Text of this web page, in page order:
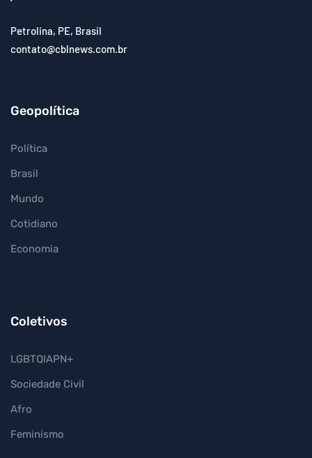
Petrolina, PE, Brasil
contato@cblnews.com.br
Geopolítica
Política
Brasil
Mundo
Cotidiano
Economia
Coletivos
LGBTQIAPN+
Sociedade Civil
Afro
Feminismo